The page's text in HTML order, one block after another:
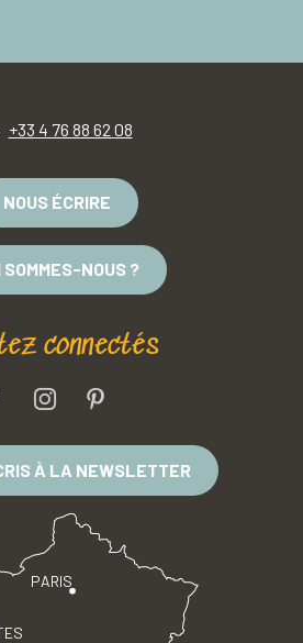
+33 4 76 88 62 08
NOUS ÉCRIRE
SOMMES-NOUS ?
connectés
À LA NEWSLETTER
PARIS